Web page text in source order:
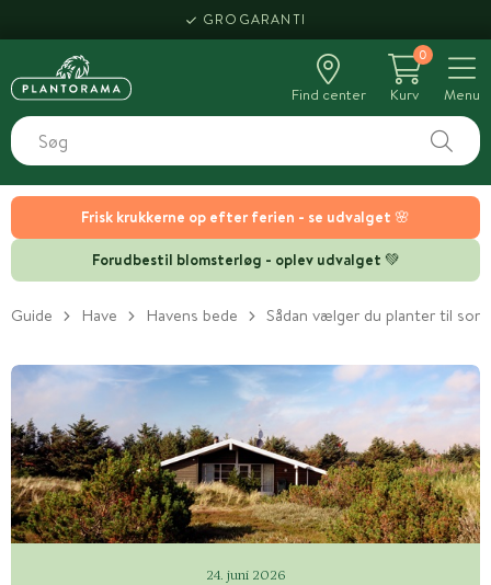
Frisk krukkerne op efter ferien - se udvalget 🌸
Forudbestil blomsterløg - oplev udvalget 💚
GROGARANTI
Find center
0
Kurv
Menu
Guide Have Havens bede Sådan vælger du planter til
24. juni 2026